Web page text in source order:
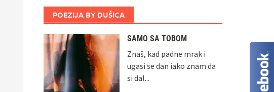
POEZIJA BY DUŠICA
SAMO SA TOBOM
Znaš, kad padne mrak i
ugasi se dan iako znam da
si dal...